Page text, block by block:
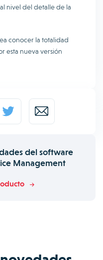
nivel del detalle de la
conocer la totalidad
esta nueva versión
del software
Management